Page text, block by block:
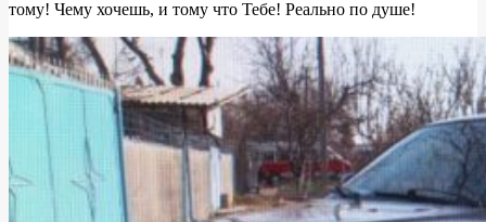
тому! Чему хочешь, и тому что Тебе! Реально по душе!